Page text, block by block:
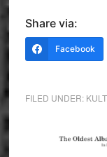
Share via:
Facebook
FILED UNDER: